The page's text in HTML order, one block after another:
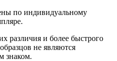
по индивидуальному
различия и более быстрого
не являются
знаком.